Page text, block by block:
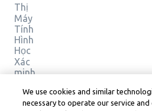
Thị
Máy
Tính
Hình
Học
Xác
minh
pháp
We use cookies and similar
necessary to operate our service and